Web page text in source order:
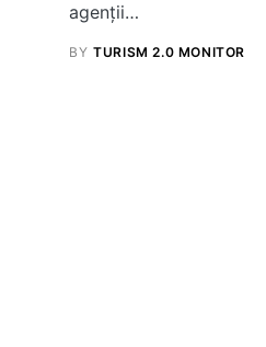
agenții…
BY TURISM 2.0 MONITOR